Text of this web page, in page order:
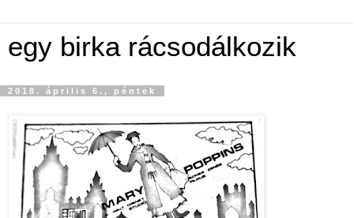
egy birka rácsodálkozik
2018. április 6., péntek